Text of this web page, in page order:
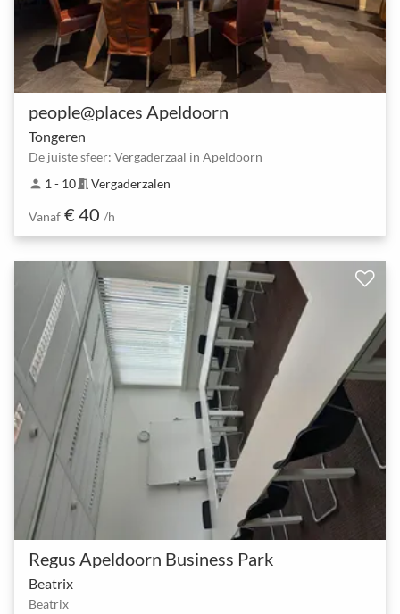
people@places Apeldoorn
Tongeren
De juiste sfeer: Vergaderzaal in Apeldoorn
person 1 - 10meeting_room Vergaderzalen
Vanaf € 40 /h
Regus Apeldoorn Business Park
Beatrix
Beatrix